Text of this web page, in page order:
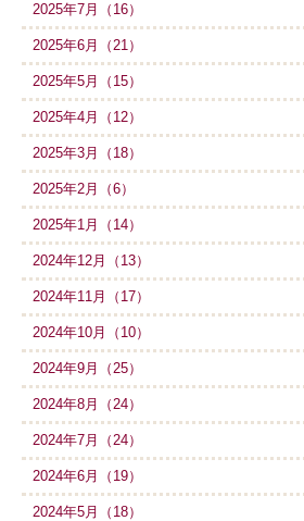
2025年7月（16）
2025年6月（21）
2025年5月（15）
2025年4月（12）
2025年3月（18）
2025年2月（6）
2025年1月（14）
2024年12月（13）
2024年11月（17）
2024年10月（10）
2024年9月（25）
2024年8月（24）
2024年7月（24）
2024年6月（19）
2024年5月（18）